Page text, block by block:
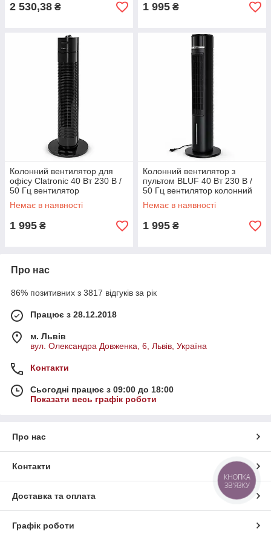
2 530,38 ₴ 1 995 ₴
Колонний вентилятор для
офісу Clatronic 40 Вт 230 В /
50 Гц вентилятор
вертикальний колонний з
пультом
Немає в наявності
1 995 ₴
Колонний вентилятор з
пультом BLUF 40 Вт 230 В /
50 Гц вентилятор колонний
підлоговий вентилятор
колонного типу
Немає в наявності
1 995 ₴
Про нас
86% позитивних з 3817 відгуків за рік
Працює з 28.12.2018
м. Львів
вул. Олександра Довженка, 6, Львів, Україна
Контакти
Сьогодні працює з 09:00 до 18:00
Показати весь графік роботи
Про нас
Контакти
Доставка та оплата
Графік роботи
КНОПКА
ЗВ'ЯЗКУ